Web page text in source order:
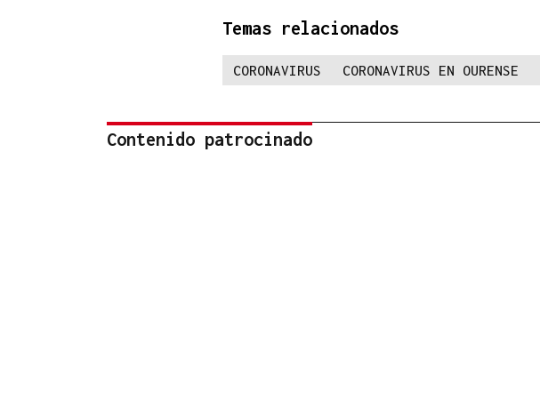
Temas relacionados
CORONAVIRUS CORONAVIRUS EN OURENSE
Contenido patrocinado